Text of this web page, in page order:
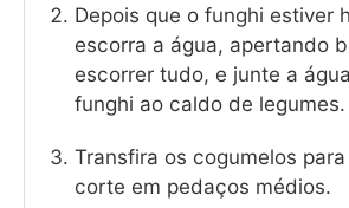
Depois que o funghi estiver
escorra a água, apertando
escorrer tudo, e junte a
funghi ao caldo de legumes.
Transfira os cogumelos
corte em pedaços médios.